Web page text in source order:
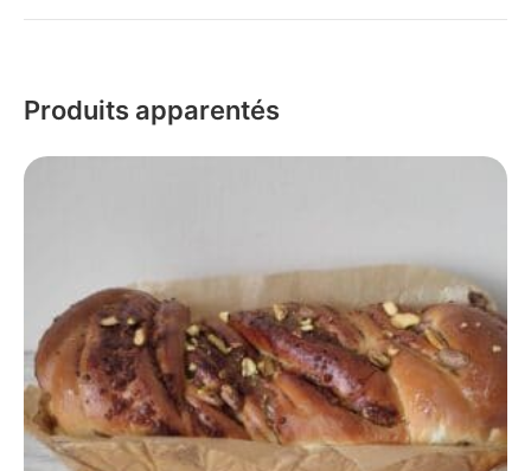
Produits apparentés